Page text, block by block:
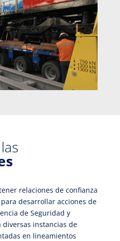
relaciones de confianza
desarrollar acciones de
de Seguridad y
instancias de
en lineamientos